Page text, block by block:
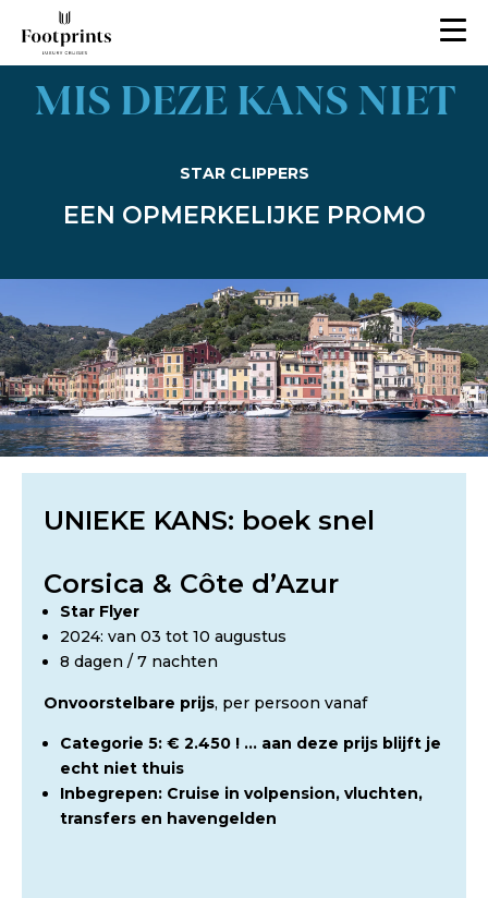
MIS DEZE KANS NIET
STAR CLIPPERS
EEN OPMERKELIJKE PROMO
UNIEKE KANS: boek snel
Corsica & Côte d’Azur
Star Flyer
2024: van 03 tot 10 augustus
8 dagen / 7 nachten
Onvoorstelbare prijs, per persoon vanaf
Categorie 5: € 2.450 ! … aan deze prijs blijft je
echt niet thuis
Inbegrepen: Cruise in volpension, vluchten,
transfers en havengelden